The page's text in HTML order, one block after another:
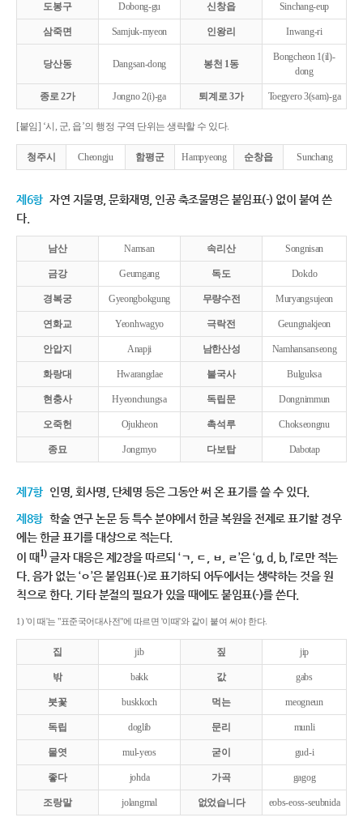
도봉구 Dobong-gu 신창읍 Sinchang-eup
삼죽면 Samjuk-myeon 인왕리 Inwang-ri
당산동 Dangsan-dong 봉천 1동
Bongcheon 1(il)-
dong
종로 2가 Jongno 2(i)-ga 퇴계로 3가 Toegyero 3(sam)-ga
[붙임] ‘시, 군, 읍’의 행정 구역 단위는 생략할 수 있다.
청주시 Cheongju 함평군 Hampyeong 순창읍 Sunchang
제6항 자연 지물명, 문화재명, 인공 축조물명은 붙임표(-) 없이 붙여 쓴
다.
남산 Namsan 속리산 Songnisan
금강 Geumgang 독도 Dokdo
경복궁 Gyeongbokgung 무량수전 Muryangsujeon
연화교 Yeonhwagyo 극락전 Geungnakjeon
안압지 Anapji 남한산성 Namhansanseong
화랑대 Hwarangdae 불국사 Bulguksa
현충사 Hyeonchungsa 독립문 Dongnimmun
오죽헌 Ojukheon 촉석루 Chokseongnu
종묘 Jongmyo 다보탑 Dabotap
제7항 인명, 회사명, 단체명 등은 그동안 써 온 표기를 쓸 수 있다.
제8항 학술 연구 논문 등 특수 분야에서 한글 복원을 전제로 표기할 경우
에는 한글 표기를 대상으로 적는다.
이 때1)글자 대응은 제2장을 따르되 ‘ㄱ, ㄷ, ㅂ, ㄹ’은 ‘g, d, b, l’로만 적는
다. 음가 없는 ‘ㅇ’은 붙임표(-)로 표기하되 어두에서는 생략하는 것을 원
칙으로 한다. 기타 분절의 필요가 있을 때에도 붙임표(-)를 쓴다.
1) '이 때'는 "표준국어대사전"에 따르면 '이때'와 같이 붙여 써야 한다.
집 jib 짚 jip
밖 bakk 값 gabs
붓꽃 buskkoch 먹는 meogneun
독립 doglib 문리 munli
물엿 mul-yeos 굳이 gud-i
좋다 johda 가곡 gagog
조랑말 jolangmal 없었습니다 eobs-eoss-seubnida